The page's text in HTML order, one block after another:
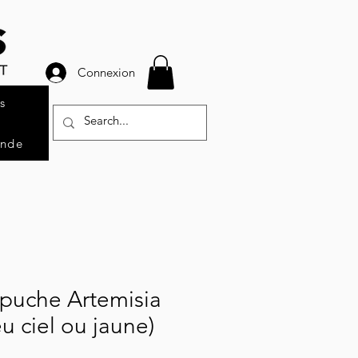
Connexion
Artemisia
ciel ou jaune)